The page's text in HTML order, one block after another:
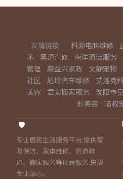
友情链接: 科源电脑维修
术
奥通汽修 海洋清洁服务
管理
康益兴家政 文静宠物
社区
旭玲汽车维修 艾洛克
美容
君安搬家服务 沈阳市
形美容
喵叔
专业居民生活服务平台,提供家
政保洁、家电维修、管道疏
通、搬家服务等便民服务,快捷
专业贴心。